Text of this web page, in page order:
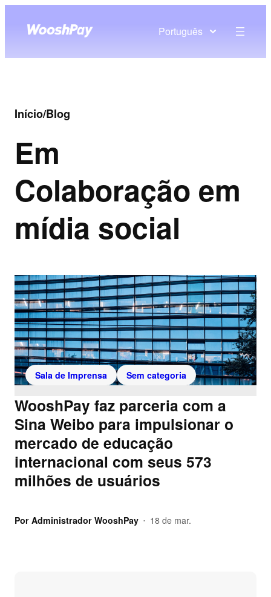
Português
Início/Blog
Em
Colaboração em
mídia social
Sala de Imprensa Sem categoria
WooshPay faz parceria com a
Sina Weibo para impulsionar o
mercado de educação
internacional com seus 573
milhões de usuários
Por Administrador WooshPay • 18 de mar.